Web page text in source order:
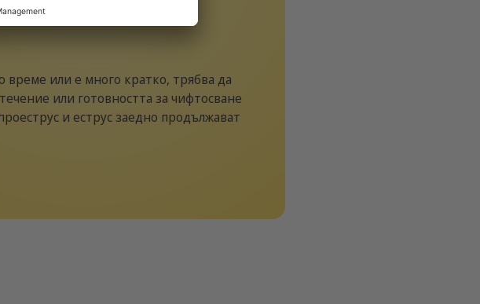
време или е много кратко, трябва да
или готовността за чифтосване
и еструс заедно продължават